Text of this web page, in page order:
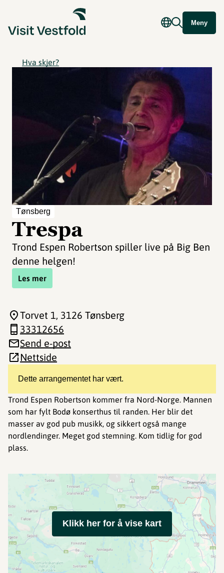
Meny
Hva skjer?
Tønsberg
Trespa
Trond Espen Robertson spiller live på Big Ben
denne helgen!
Les mer
Dette arrangementet har vært.
Trond Espen Robertson kommer fra Nord-Norge. Mannen
som har fylt Bodø konserthus til randen. Her blir det
masser av god pub musikk, og sikkert også mange
nordlendinger. Meget god stemning. Kom tidlig for god
plass.
Torvet 1, 3126 Tønsberg
33312656
Send e-post
Nettside
Klikk her for å vise kart